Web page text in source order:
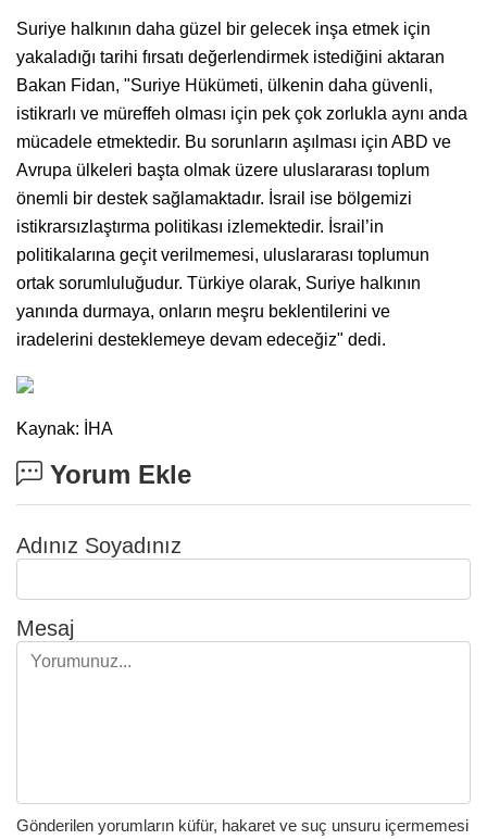
Suriye halkının daha güzel bir gelecek inşa etmek için
yakaladığı tarihi fırsatı değerlendirmek istediğini aktaran
Bakan Fidan, "Suriye Hükümeti, ülkenin daha güvenli,
istikrarlı ve müreffeh olması için pek çok zorlukla aynı anda
mücadele etmektedir. Bu sorunların aşılması için ABD ve
Avrupa ülkeleri başta olmak üzere uluslararası toplum
önemli bir destek sağlamaktadır. İsrail ise bölgemizi
istikrarsızlaştırma politikası izlemektedir. İsrail’in
politikalarına geçit verilmemesi, uluslararası toplumun
ortak sorumluluğudur. Türkiye olarak, Suriye halkının
yanında durmaya, onların meşru beklentilerini ve
iradelerini desteklemeye devam edeceğiz" dedi.
Kaynak: İHA
Yorum Ekle
Adınız Soyadınız
Mesaj
Gönderilen yorumların küfür, hakaret ve suç unsuru içermemesi